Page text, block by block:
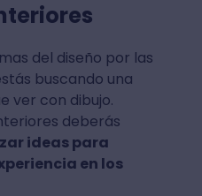
del diseño por las
buscando una
ver con dibujo.
deberás
ideas para
en los